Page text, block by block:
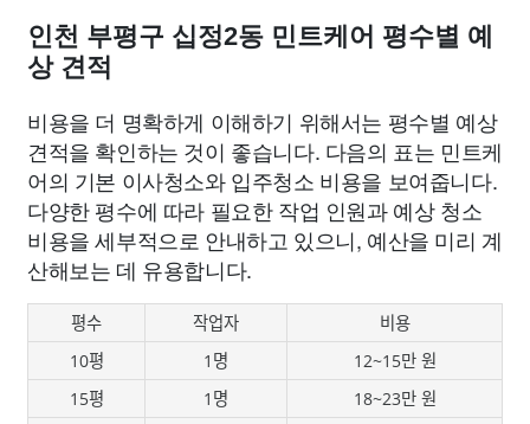
인천 부평구 십정2동 민트케어 평수별 예
상 견적
비용을 더 명확하게 이해하기 위해서는 평수별 예상
견적을 확인하는 것이 좋습니다. 다음의 표는 민트케
어의 기본 이사청소와 입주청소 비용을 보여줍니다.
다양한 평수에 따라 필요한 작업 인원과 예상 청소
비용을 세부적으로 안내하고 있으니, 예산을 미리 계
산해보는 데 유용합니다.
평수 작업자
비용
10평
1명
12~15만 원
15평
1명
18~23만 원